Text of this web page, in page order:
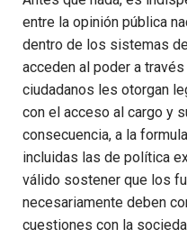
entre la opinión pública
dentro de los sistemas
acceden al poder a
ciudadanos les otorgan
con el acceso al cargo y
consecuencia, a la
incluidas las de política
válido sostener que los
necesariamente deben
cuestiones con la